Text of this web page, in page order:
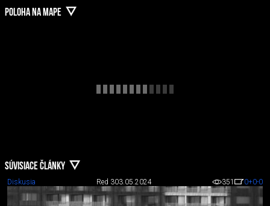
POLOHA NA MAPE
SÚVISIACE ČLÁNKY
Diskusia Red 303.05.2024 351 0+0-0